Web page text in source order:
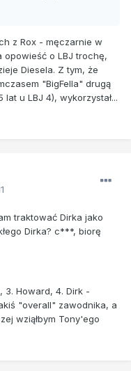
z Rox - męczarnie w
opowieść o LBJ trochę,
Diesela. Z tym, że
"BigFella" drugą
u LBJ 4), wykorzystał...
traktować Dirka jako
Dirka? c***, biorę
3. Howard, 4. Dirk -
"overall" zawodnika, a
wziąłbym Tony'ego